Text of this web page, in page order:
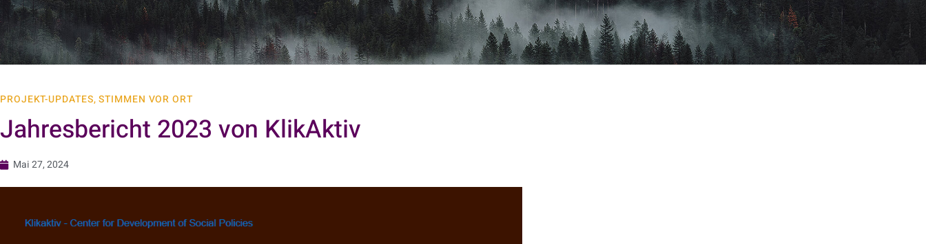
PROJEKT-UPDATES,STIMMEN VOR ORT
Jahresbericht 2023 von KlikAktiv
Mai 27, 2024